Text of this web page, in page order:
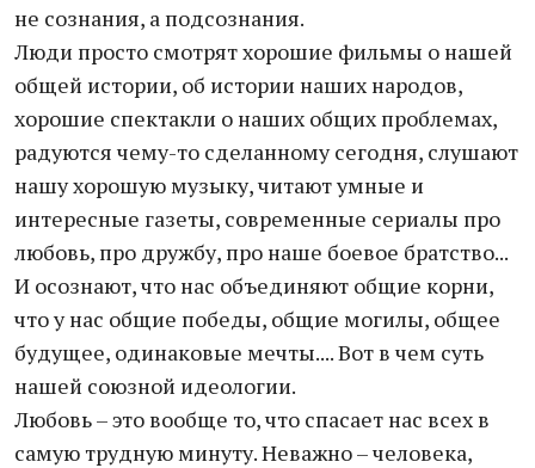
не сознания, а подсознания.
Люди просто смотрят хорошие фильмы о нашей
общей истории, об истории наших народов,
хорошие спектакли о наших общих проблемах,
радуются чему-то сделанному сегодня, слушают
нашу хорошую музыку, читают умные и
интересные газеты, современные сериалы про
любовь, про дружбу, про наше боевое братство...
И осознают, что нас объединяют общие корни,
что у нас общие победы, общие могилы, общее
будущее, одинаковые мечты.... Вот в чем суть
нашей союзной идеологии.
Любовь – это вообще то, что спасает нас всех в
самую трудную минуту. Неважно – человека,